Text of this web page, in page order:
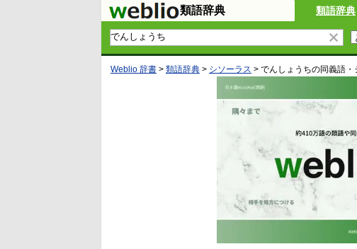
類語辞典 類語辞典
Weblio 辞書 > 類語辞典 > シソーラス > でんしょうちの同義語・